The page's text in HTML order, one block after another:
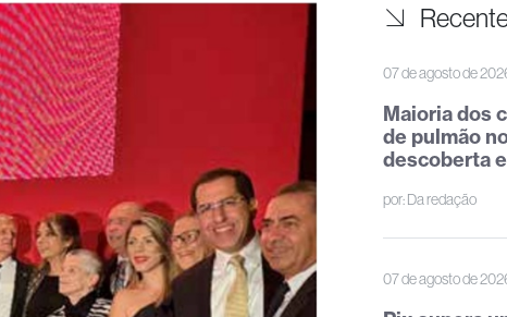
07 de agosto de
Maioria dos
de pulmão
descoberta
por:Da redação
07 de agosto de